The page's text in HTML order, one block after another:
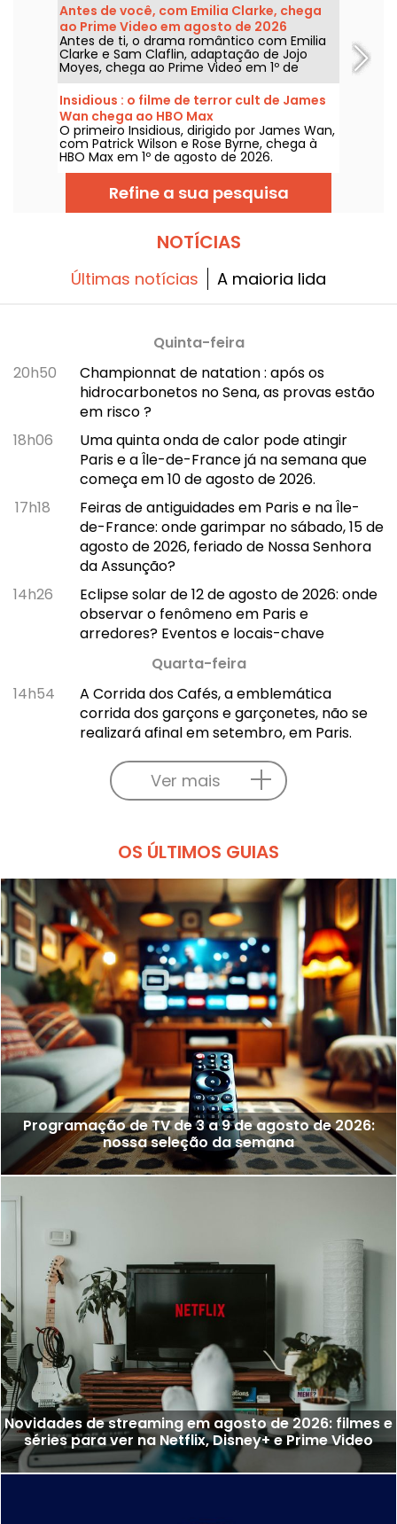
Antes de você, com Emilia Clarke, chega
ao Prime Video em agosto de 2026
Antes de ti, o drama romântico com Emilia
Clarke e Sam Claflin, adaptação de Jojo
Moyes, chega ao Prime Video em 1º de
agosto de 2026.
Insidious : o filme de terror cult de James
Wan chega ao HBO Max
O primeiro Insidious, dirigido por James Wan,
com Patrick Wilson e Rose Byrne, chega à
HBO Max em 1º de agosto de 2026.
Refine a sua pesquisa
NOTÍCIAS
Últimas notícias A maioria lida
Quinta-feira
20h50
Championnat de natation : após os
hidrocarbonetos no Sena, as provas estão
em risco ?
18h06
Uma quinta onda de calor pode atingir
Paris e a Île-de-France já na semana que
começa em 10 de agosto de 2026.
17h18
Feiras de antiguidades em Paris e na Île-
de-France: onde garimpar no sábado, 15 de
agosto de 2026, feriado de Nossa Senhora
da Assunção?
14h26
Eclipse solar de 12 de agosto de 2026: onde
observar o fenômeno em Paris e
arredores? Eventos e locais-chave
Quarta-feira
14h54
A Corrida dos Cafés, a emblemática
corrida dos garçons e garçonetes, não se
realizará afinal em setembro, em Paris.
Ver mais
OS ÚLTIMOS GUIAS
Programação de TV de 3 a 9 de agosto de 2026:
nossa seleção da semana
Novidades de streaming em agosto de 2026: filmes e
séries para ver na Netflix, Disney+ e Prime Video